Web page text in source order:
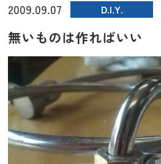
2009.09.07 D.I.Y.
無いものは作ればいい